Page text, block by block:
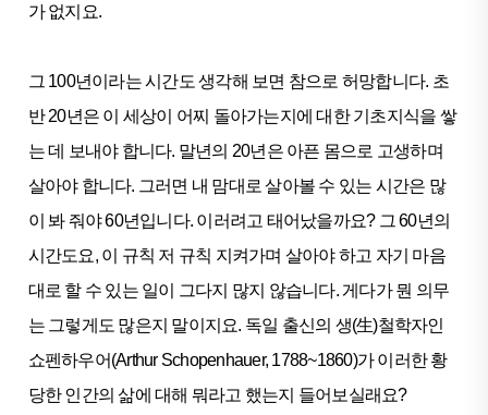
가 없지요.
그 100년이라는 시간도 생각해 보면 참으로 허망합니다. 초
반 20년은 이 세상이 어찌 돌아가는지에 대한 기초지식을 쌓
는 데 보내야 합니다. 말년의 20년은 아픈 몸으로 고생하며
살아야 합니다. 그러면 내 맘대로 살아볼 수 있는 시간은 많
이 봐 줘야 60년입니다. 이러려고 태어났을까요? 그 60년의
시간도요, 이 규칙 저 규칙 지켜가며 살아야 하고 자기 마음
대로 할 수 있는 일이 그다지 많지 않습니다. 게다가 뭔 의무
는 그렇게도 많은지 말이지요. 독일 출신의 생(生)철학자인
쇼펜하우어(Arthur Schopenhauer, 1788~1860)가 이러한 황
당한 인간의 삶에 대해 뭐라고 했는지 들어보실래요?